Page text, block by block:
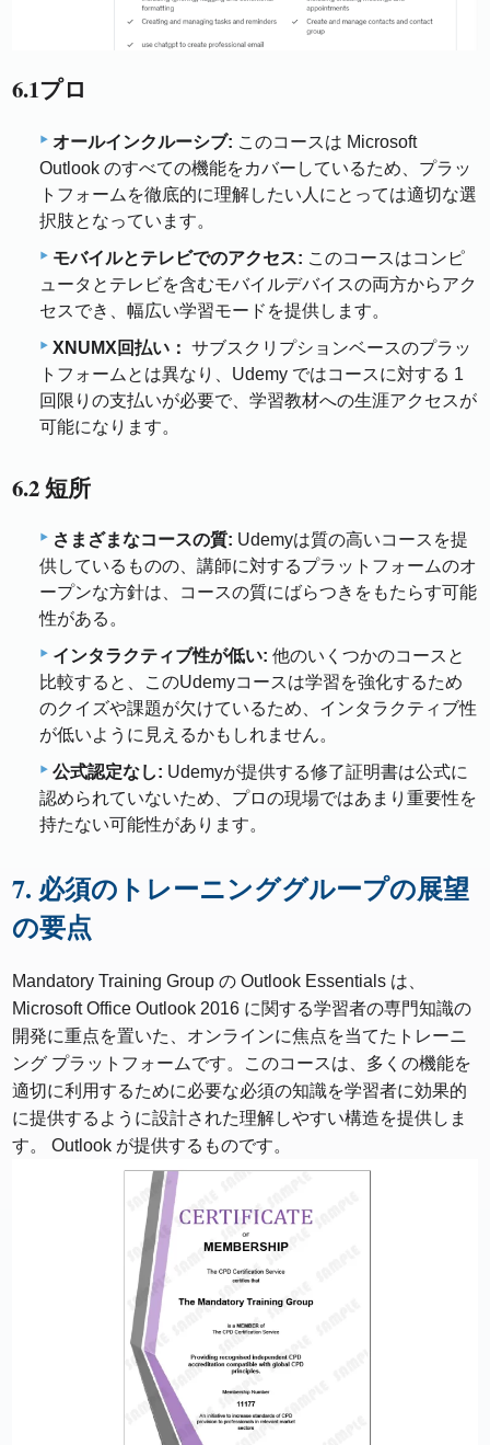
6.1プロ
オールインクルーシブ: このコースは Microsoft
Outlook のすべての機能をカバーしているため、プラッ
トフォームを徹底的に理解したい人にとっては適切な選
択肢となっています。
モバイルとテレビでのアクセス: このコースはコンピ
ュータとテレビを含むモバイルデバイスの両方からアク
セスでき、幅広い学習モードを提供します。
XNUMX回払い： サブスクリプションベースのプラッ
トフォームとは異なり、Udemy ではコースに対する 1
回限りの支払いが必要で、学習教材への生涯アクセスが
可能になります。
6.2 短所
さまざまなコースの質: Udemyは質の高いコースを提
供しているものの、講師に対するプラットフォームのオ
ープンな方針は、コースの質にばらつきをもたらす可能
性がある。
インタラクティブ性が低い: 他のいくつかのコースと
比較すると、このUdemyコースは学習を強化するため
のクイズや課題が欠けているため、インタラクティブ性
が低いように見えるかもしれません。
公式認定なし: Udemyが提供する修了証明書は公式に
認められていないため、プロの現場ではあまり重要性を
持たない可能性があります。
7. 必須のトレーニンググループの展望
の要点
Mandatory Training Group の Outlook Essentials は、
Microsoft Office Outlook 2016 に関する学習者の専門知識の
開発に重点を置いた、オンラインに焦点を当てたトレーニ
ング プラットフォームです。このコースは、多くの機能を
適切に利用するために必要な必須の知識を学習者に効果的
に提供するように設計された理解しやすい構造を提供しま
す。 Outlook が提供するものです。